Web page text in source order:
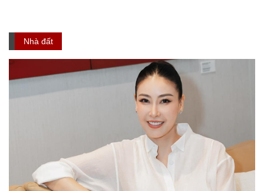
Nhà đất